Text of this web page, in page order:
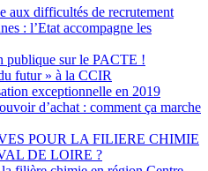
aux difficultés de recrutement
: l’Etat accompagne les
publique sur le PACTE !
futur » à la CCIR
exceptionnelle en 2019
d’achat : comment ça marche
POUR LA FILIERE CHIMIE
DE LOIRE ?